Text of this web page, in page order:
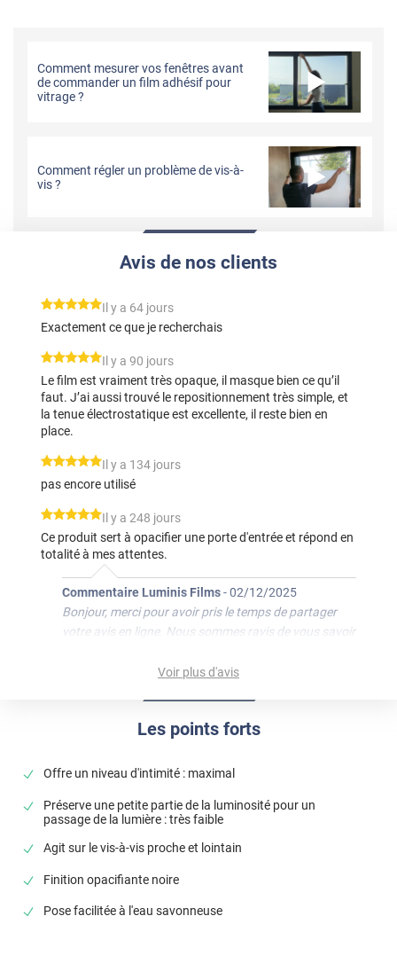
Comment mesurer vos fenêtres avant
de commander un film adhésif pour
vitrage ?
Comment régler un problème de vis-à-
vis ?
Les points forts
Offre un niveau d'intimité : maximal
Préserve une petite partie de la luminosité pour un
passage de la lumière : très faible
Agit sur le vis-à-vis proche et lointain
Finition opacifiante noire
Pose facilitée à l'eau savonneuse
Avis de nos clients
*****
Il y a 64 jours
Exactement ce que je recherchais
*****
Il y a 90 jours
Le film est vraiment très opaque, il masque bien ce qu’il
faut. J’ai aussi trouvé le repositionnement très simple, et
la tenue électrostatique est excellente, il reste bien en
place.
*****
Il y a 134 jours
pas encore utilisé
*****
Il y a 248 jours
Ce produit sert à opacifier une porte d'entrée et répond en
totalité à mes attentes.
Commentaire Luminis Films-02/12/2025
Bonjour, merci pour avoir pris le temps de partager
votre avis en ligne. Nous sommes ravis de vous savoir
vous. 😊 Bonne journée, L'équipe Luminis Films
Il y a 370 jours
Facile à poser et explications dans le carton
Très bien.
*****
Il y a 906 jours
Équipe géniale, impressions géniales (énormément de
print, environ 70m linéaire commandés pour une
été d'une réactivité et d'un professionnalisme
Voir plus d'avis